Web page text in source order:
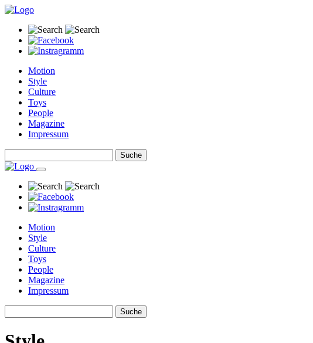
Motion
Style
Culture
Toys
People
Magazine
Impressum
Motion
Style
Culture
Toys
People
Magazine
Impressum